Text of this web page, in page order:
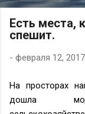
Есть места,
спешит.
- февраля 12, 2017
На просторах
дошла